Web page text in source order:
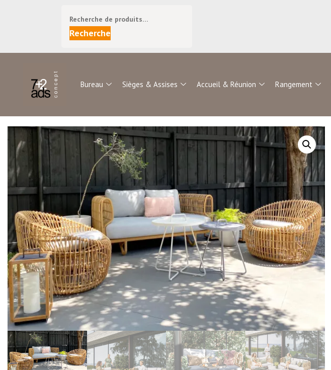
Recherche
Bureau Sièges & Assises Accueil & Réunion Rangement